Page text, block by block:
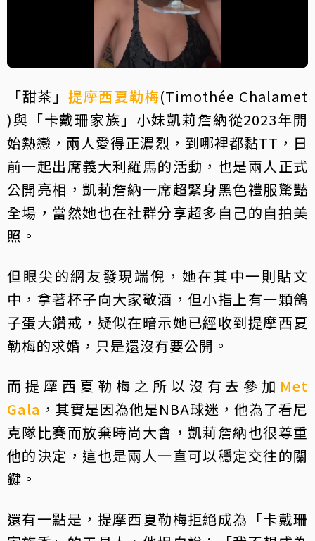
「甜茶」 提摩西夏勒梅(Timothée Chalamet
)與「卡戴珊家族」小妹凱莉詹納從2023年開
始熱戀，兩人愛得正濃烈，到哪裡都黏TT，日
前一起出席義大利羅馬的活動，也是兩人正式
公開亮相，凱莉詹納一席超緊身黑色禮服驚豔
全場，當然她也在社群分享超多自己的自拍美
照。
但眼尖的網友發現端倪，她在其中一則貼文
中，拿著杯子向大家敬酒，但小指上有一顆鴿
子蛋大鑽戒，疑似在暗示她已經收到提摩西夏
勒梅的求婚，只是還沒有要公開。
而提摩西夏勒梅之所以沒有去參加 Met
Gala ，其實是因為他是NBA球迷，他為了看尼
克隊比賽而放棄時尚大會，凱莉詹納也很尊重
他的決定，這也是兩人一直可以穩定交往的關
鍵。
還有一點是，提摩西夏勒梅拒絕成為「卡戴珊